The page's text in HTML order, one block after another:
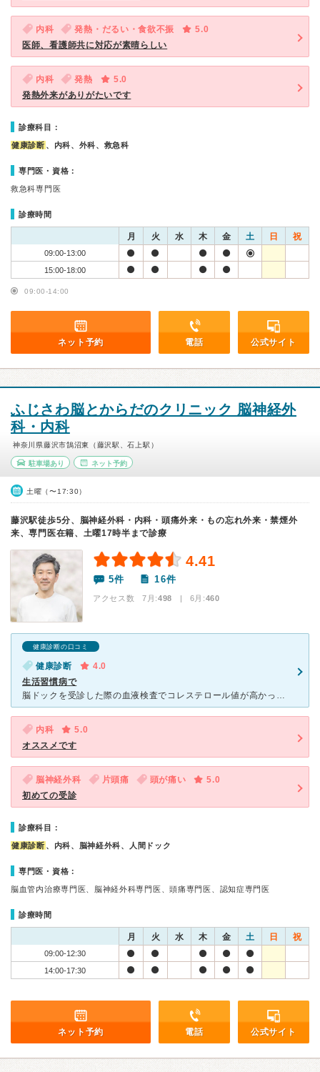
内科 発熱・だるい・食欲不振
5.0
医師、看護師共に対応が素晴らしい
内科 発熱
5.0
発熱外来がありがたいです
診療科目：
健康診断 、内科、外科、救急科
専門医・資格：
救急科専門医
診療時間
月 火 水 木 金 土 日 祝
09:00-13:00
15:00-18:00
09:00-14:00
ネット予約 電話 公式サイト
ふじさわ脳とからだのクリニック 脳神経外
科・内科
神奈川県藤沢市鵠沼東（藤沢駅、石上駅）
駐車場あり ネット予約
土曜（〜17:30）
藤沢駅徒歩5分、脳神経外科・内科・頭痛外来・もの忘れ外来・禁煙外
来、専門医在籍、土曜17時半まで診療
4.41
5件 16件
アクセス数 7月:498 | 6月:460
健康診断の口コミ
健康診断
4.0
生活習慣病で
脳ドックを受診した際の血液検査でコレステロール値が高かったので、コレステロールを下げる薬を処方されました。 最初は薬を飲むことに抵抗があったのですが、「運動や生活習慣等、自力で痩せることは難しいでしょ
内科
5.0
オススメです
脳神経外科 片頭痛 頭が痛い
5.0
初めての受診
診療科目：
健康診断 、内科、脳神経外科、人間ドック
専門医・資格：
脳血管内治療専門医、脳神経外科専門医、頭痛専門医、認知症専門医
診療時間
月 火 水 木 金 土 日 祝
09:00-12:30
14:00-17:30
ネット予約 電話 公式サイト